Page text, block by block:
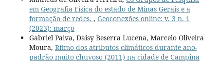
em Geografia Física do estado de Minas Gerais e a
formação de redes. , Geoconexões online: v. 3 n. 1
(2023): março
Gabriel Paiva, Daisy Beserra Lucena, Marcelo Oliveira
Moura, Ritmo dos atributos climáticos durante ano-
padrão muito chuvoso (2011) na cidade de Campina